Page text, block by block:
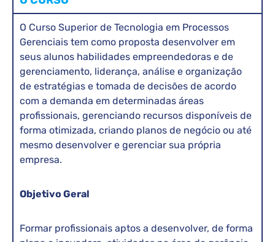
O Curso Superior de Tecnologia em Processos
Gerenciais tem como proposta desenvolver em
seus alunos habilidades empreendedoras e de
gerenciamento, liderança, análise e organização
de estratégias e tomada de decisões de acordo
com a demanda em determinadas áreas
profissionais, gerenciando recursos disponíveis de
forma otimizada, criando planos de negócio ou até
mesmo desenvolver e gerenciar sua própria
empresa.
Objetivo Geral
Formar profissionais aptos a desenvolver, de forma